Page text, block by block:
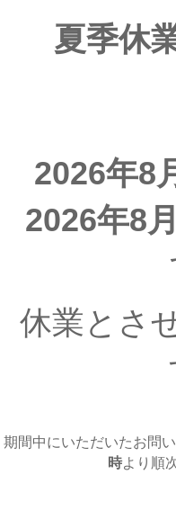
夏季休
2026年8
2026年8
休業とさ
期間中にいただいたお問い
時より順